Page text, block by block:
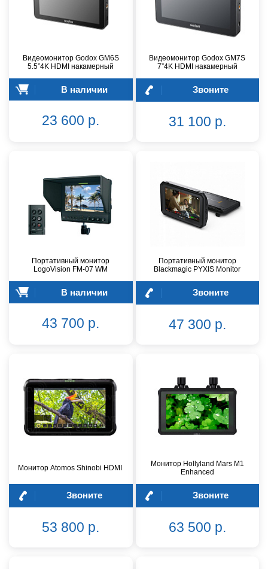
Видеомонитор Godox GM6S
5.5”4K HDMI накамерный
В наличии
23 600 р.
Видеомонитор Godox GM7S
7”4K HDMI накамерный
Звоните
31 100 р.
Портативный монитор
LogoVision FM-07 WM
В наличии
43 700 р.
Портативный монитор
Blackmagic PYXIS Monitor
Звоните
47 300 р.
Монитор Atomos Shinobi HDMI
Звоните
53 800 р.
Монитор Hollyland Mars M1
Enhanced
Звоните
63 500 р.